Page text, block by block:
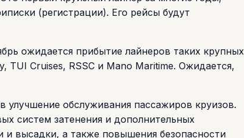
(регистрации). Его рейсы будут
ожидается прибытие лайнеров таких крупных
TUI Cruises, RSSC и Mano Maritime. Ожидается,
улучшение обслуживания пассажиров круизов.
систем затенения и дополнительных
и высадки, а также повышения безопасности